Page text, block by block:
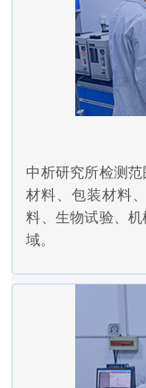
中析研究所检测
材料、包装材料
料、生物试验、
域。